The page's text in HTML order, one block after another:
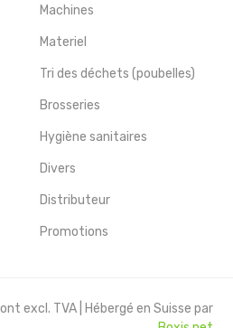
Machines
Materiel
Tri des déchets (poubelles)
Brosseries
Hygiène sanitaires
Divers
Distributeur
Promotions
excl. TVA | Hébergé en Suisse par